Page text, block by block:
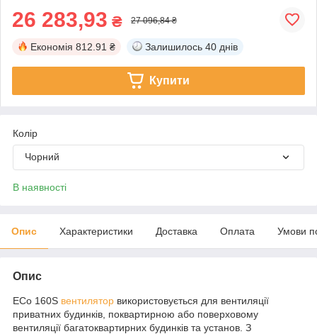
26 283,93 ₴ 27 096,84 ₴
Економія 812.91 ₴ Залишилось 40 днів
Купити
Колір
Чорний
В наявності
Опис Характеристики Доставка Оплата Умови
Опис
ECo 160S вентилятор використовується для вентиляції
приватних будинків, поквартирною або поверховому
вентиляції багатоквартирних будинків та установ. З